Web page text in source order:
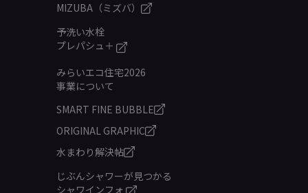
MIZUBA（ミズバ）
予洗い水栓
プレパシュ＋
みらいエコ住宅2026
事業について
SMART FINE BUBBLE
ORIGINAL GRAPHIC
水まわり解決帖
じぶんシャワーが見つかる
シャワインフォ